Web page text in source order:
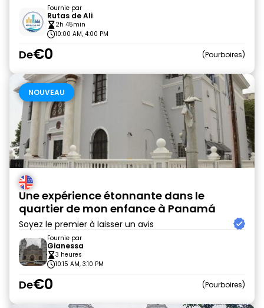
Fournie par
Rutas de Ali
2h 45min
10:00 AM, 4:00 PM
De€0 Pourboires
NOUVEAU
Une expérience étonnante dans le
quartier de mon enfance à Panamá
Soyez le premier à laisser un avis
Fournie par
Gianessa
3 heures
10:15 AM, 3:10 PM
De€0 Pourboires